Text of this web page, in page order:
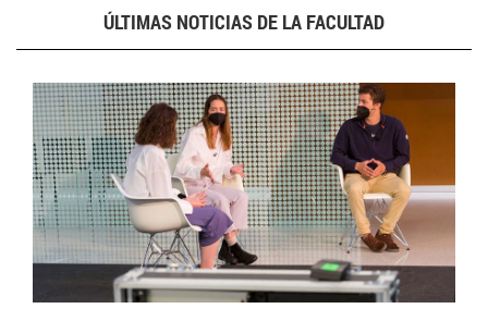
ÚLTIMAS NOTICIAS DE LA FACULTAD